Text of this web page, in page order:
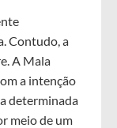
Contudo, a
A Mala
a intenção
determinada
meio de um